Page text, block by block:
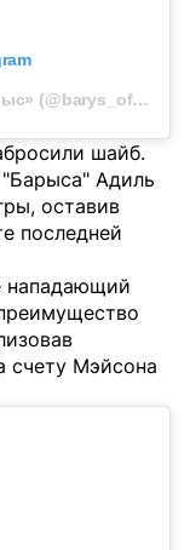
Публикация от Хоккейный клуб «Барыс» (@barys_official)
шайб.
Адиль
оставив
последней
нападающий
счету Мэйсона